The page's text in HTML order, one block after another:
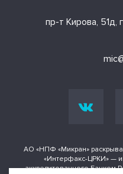
пр-т Кирова, 51д,
АО «НПФ «Микран»
«Интерфакс-ЦРКИ» —
аккредитованного Банком